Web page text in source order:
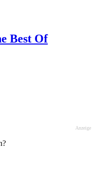
Best Of
Anzeige